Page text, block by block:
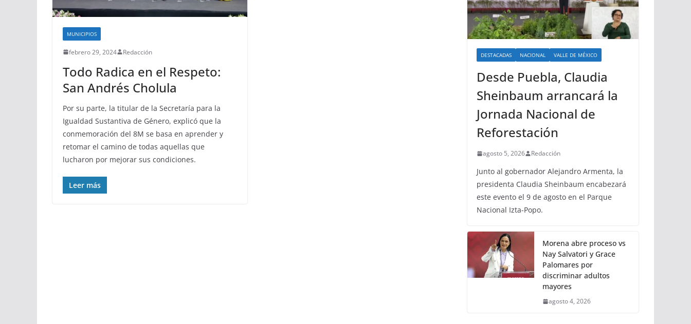
MUNICIPIOS
febrero 29, 2024 Redacción
Todo Radica en el Respeto:
San Andrés Cholula
Por su parte, la titular de la Secretaría para la
Igualdad Sustantiva de Género, explicó que la
conmemoración del 8M se basa en aprender y
retomar el camino de todas aquellas que
lucharon por mejorar sus condiciones.
Leer más
DESTACADAS NACIONAL VALLE DE MÉXICO
Desde Puebla, Claudia
Sheinbaum arrancará la
Jornada Nacional de
Reforestación
agosto 5, 2026 Redacción
Junto al gobernador Alejandro Armenta, la
presidenta Claudia Sheinbaum encabezará
este evento el 9 de agosto en el Parque
Nacional Izta-Popo.
Morena abre proceso vs
Nay Salvatori y Grace
Palomares por
discriminar adultos
mayores
agosto 4, 2026